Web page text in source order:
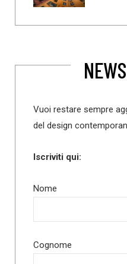
Vuoi restare sempre
del design
Iscriviti qui:
Nome
Cognome